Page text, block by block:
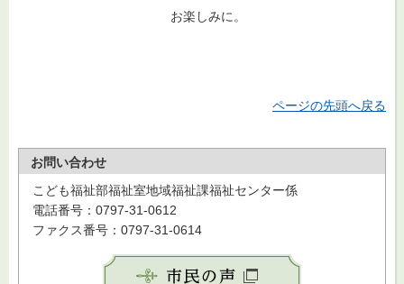
お楽しみに。
ページの先頭へ戻る
お問い合わせ
こども福祉部福祉室地域福祉課福祉センター係
電話番号：0797-31-0612
ファクス番号：0797-31-0614